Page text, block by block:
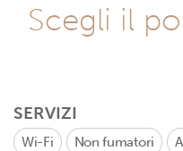
Scegli il
SERVIZI
Wi-Fi Non fumatori